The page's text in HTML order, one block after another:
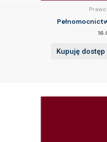
Kupuję